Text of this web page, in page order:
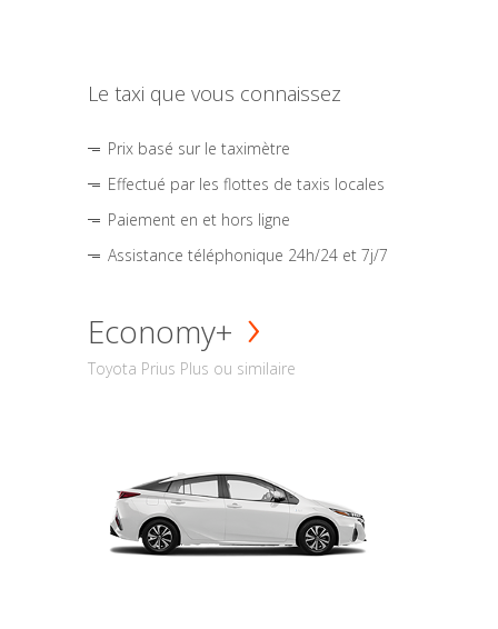
Le taxi que vous connaissez
Prix basé sur le taximètre
Effectué par les flottes de taxis locales
Paiement en et hors ligne
Assistance téléphonique 24h/24 et 7j/7
Economy+
Toyota Prius Plus ou similaire